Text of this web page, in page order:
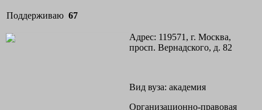
Поддерживаю 67
Адрес: 119571, г. Москва,
просп. Вернадского, д. 82
Вид вуза: академия
Организационно-правовая